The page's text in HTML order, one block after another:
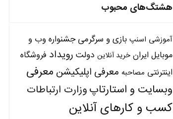
هشتگ‌های محبوب
آموزشی اسنپ بازی و سرگرمی جشنواره وب و
موبایل ایران خرید آنلاین دولت رویداد فروشگاه
اینترنتی مصاحبه معرفی اپلیکیشن معرفی
وبسایت و استارتاپوزارت ارتباطات
کسب و کارهای آنلاین